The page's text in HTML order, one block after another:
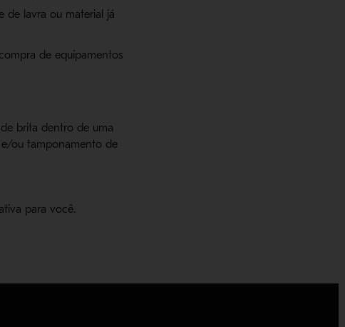
lavra ou material já
de equipamentos
brita dentro de uma
ou tamponamento de
para você.